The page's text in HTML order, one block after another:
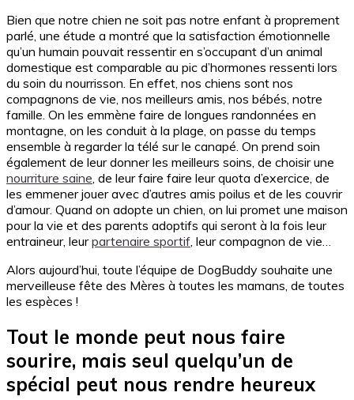
Bien que notre chien ne soit pas notre enfant à proprement
parlé, une étude a montré que la satisfaction émotionnelle
qu’un humain pouvait ressentir en s’occupant d’un animal
domestique est comparable au pic d’hormones ressenti lors
du soin du nourrisson. En effet, nos chiens sont nos
compagnons de vie, nos meilleurs amis, nos bébés, notre
famille. On les emmène faire de longues randonnées en
montagne, on les conduit à la plage, on passe du temps
ensemble à regarder la télé sur le canapé. On prend soin
également de leur donner les meilleurs soins, de choisir une
nourriture saine , de leur faire faire leur quota d’exercice, de
les emmener jouer avec d’autres amis poilus et de les couvrir
d’amour. Quand on adopte un chien, on lui promet une maison
pour la vie et des parents adoptifs qui seront à la fois leur
entraineur, leurpartenaire sportif , leur compagnon de vie…
Alors aujourd’hui, toute l’équipe de DogBuddy souhaite une
merveilleuse fête des Mères à toutes les mamans, de toutes
les espèces !
Tout le monde peut nous faire
sourire, mais seul quelqu’un de
spécial peut nous rendre heureux